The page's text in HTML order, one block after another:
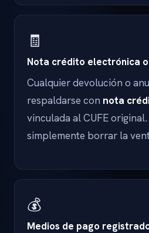
🧾
Nota crédito electrónica
Cualquier devolución o
respaldarse con nota
vinculada al CUFE
simplemente borrar la
💰
Medios de pago